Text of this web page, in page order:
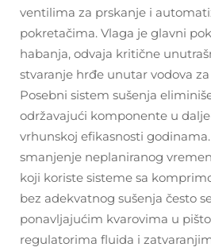
ventilima za prskanje i
pokretačima. Vlaga je glavni
habanja, odvaja kritične
stvaranje hrđe unutar vodova
Posebni sistem sušenja
održavajući komponente u
vrhunskoj efikasnosti
smanjenje neplaniranog
koji koriste sisteme sa
bez adekvatnog sušenja često
ponavljajućim kvarovima u
regulatorima fluida i